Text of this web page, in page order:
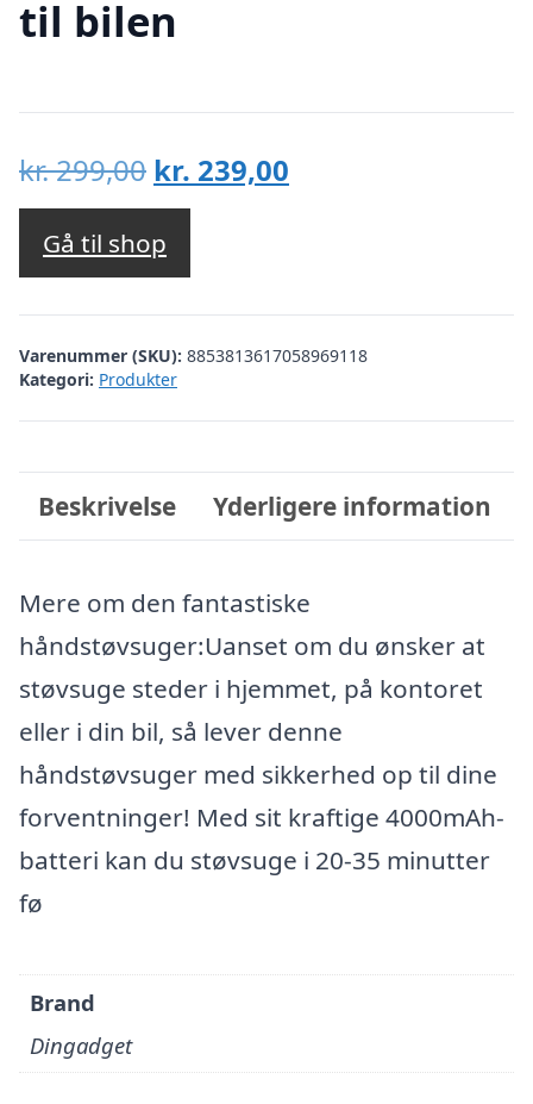
til bilen
kr.299,00 Den
oprindelige
pris
var:
kr. 299,00.
kr. 239,00
kr. 239,00.
Gå til shop
Varenummer (SKU): 8853813617058969118
Kategori: Produkter
Beskrivelse Yderligere information
Mere om den fantastiske
håndstøvsuger:Uanset om du ønsker at
støvsuge steder i hjemmet, på kontoret
eller i din bil, så lever denne
håndstøvsuger med sikkerhed op til dine
forventninger! Med sit kraftige 4000mAh-
batteri kan du støvsuge i 20-35 minutter
fø
Brand
Dingadget